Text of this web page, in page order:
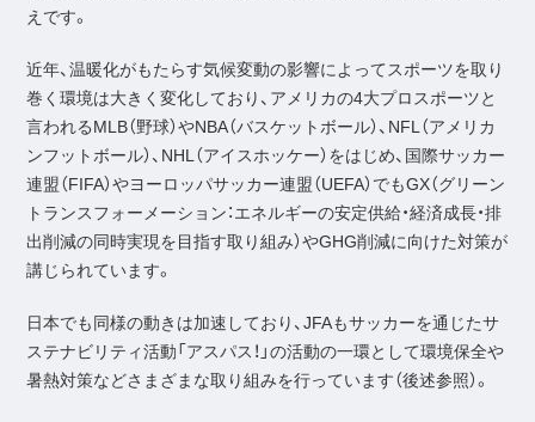
えです。
近年、温暖化がもたらす気候変動の影響によってスポーツを取り
巻く環境は大きく変化しており、アメリカの4大プロスポーツと
言われるMLB（野球）やNBA（バスケットボール）、NFL（アメリカ
ンフットボール）、NHL（アイスホッケー）をはじめ、国際サッカー
連盟（FIFA）やヨーロッパサッカー連盟（UEFA）でもGX（グリーン
トランスフォーメーション：エネルギーの安定供給・経済成長・排
出削減の同時実現を目指す取り組み）やGHG削減に向けた対策が
講じられています。
日本でも同様の動きは加速しており、JFAもサッカーを通じたサ
ステナビリティ活動「アスパス！」の活動の一環として環境保全や
暑熱対策などさまざまな取り組みを行っています（後述参照）。